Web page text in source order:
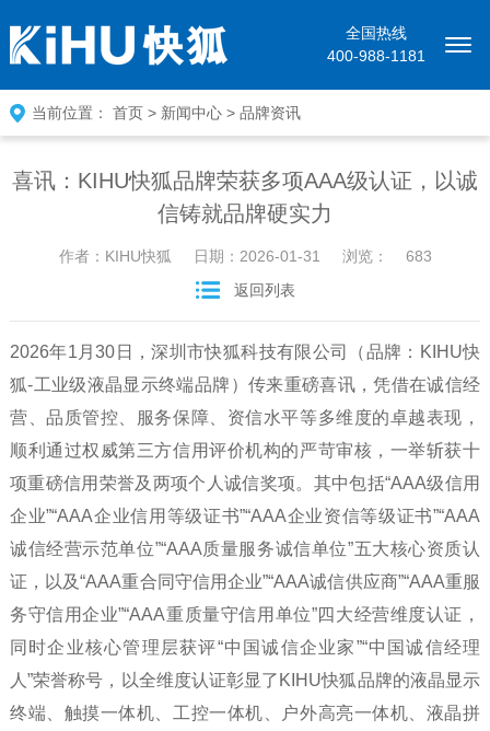
全国热线
400-988-1181
当前位置： 首页> 新闻中心> 品牌资讯
喜讯：KIHU快狐品牌荣获多项AAA级认证，以诚
信铸就品牌硬实力
作者：KIHU快狐 日期：2026-01-31 浏览：
683
返回列表
2026年1月30日，深圳市快狐科技有限公司（品牌：KIHU快
狐-工业级液晶显示终端品牌）传来重磅喜讯，凭借在诚信经
营、品质管控、服务保障、资信水平等多维度的卓越表现，
顺利通过权威第三方信用评价机构的严苛审核，一举斩获十
项重磅信用荣誉及两项个人诚信奖项。其中包括“AAA级信用
企业”“AAA企业信用等级证书”“AAA企业资信等级证书”“AAA
诚信经营示范单位”“AAA质量服务诚信单位”五大核心资质认
证，以及“AAA重合同守信用企业”“AAA诚信供应商”“AAA重服
务守信用企业”“AAA重质量守信用单位”四大经营维度认证，
同时企业核心管理层获评“中国诚信企业家”“中国诚信经理
人”荣誉称号，以全维度认证彰显了KIHU快狐品牌的液晶显示
终端、触摸一体机、工控一体机、户外高亮一体机、液晶拼